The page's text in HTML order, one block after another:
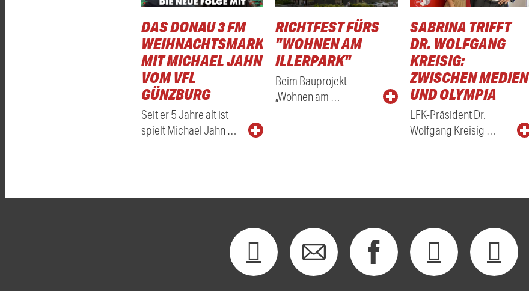
DAS DONAU 3 FM
WEIHNACHTSMARKTRADIO
MIT MICHAEL JAHN
VOM VFL
GÜNZBURG
Seit er 5 Jahre alt ist
spielt Michael Jahn …
RICHTFEST FÜRS
"WOHNEN AM
ILLERPARK"
Beim Bauprojekt
„Wohnen am …
SABRINA TRIFFT
DR. WOLFGANG
KREISIG:
ZWISCHEN MEDIEN
UND OLYMPIA
LFK-Präsident Dr.
Wolfgang Kreisig …